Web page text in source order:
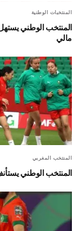
المنتخبات الوطنية
المنتخب الوطني
مالي
المنتخب المغربي
المنتخب الوطني